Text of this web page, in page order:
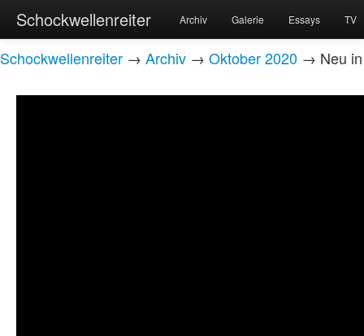
Schockwellenreiter Archiv Galerie Essays TV
Schockwellenreiter → Archiv → Oktober 2020 → Neu in